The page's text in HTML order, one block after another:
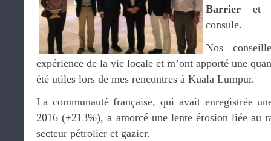
Barrier et
consule.
Nos
expérience de la vie locale et m’ont apporté une
été utiles lors de mes rencontres à Kuala Lumpur.
La communauté française, qui avait enregistrée
2016 (+213%), a amorcé une lente érosion liée au
secteur pétrolier et gazier.